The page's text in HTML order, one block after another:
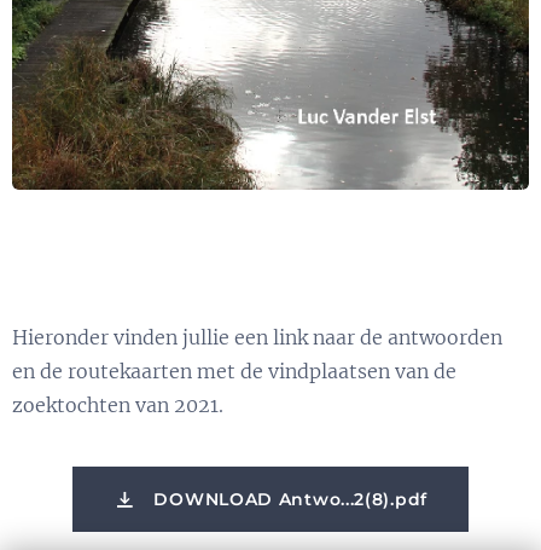
Hieronder vinden jullie een link naar de antwoorden
en de routekaarten met de vindplaatsen van de
zoektochten van 2021.
DOWNLOAD Antwo...2(8).pdf